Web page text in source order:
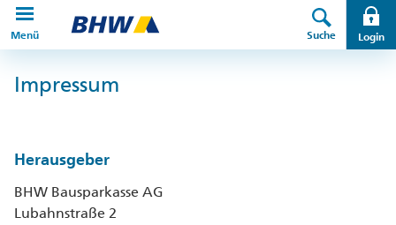
Direkt zur Hauptnavigation (Enter drücken)
Menü Suche Login
Impressum
Herausgeber
BHW Bausparkasse AG
Lubahnstraße 2